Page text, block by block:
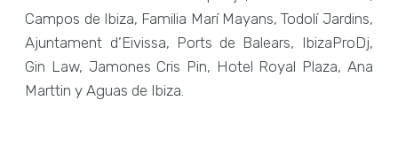
Campos de Ibiza, Familia Marí Mayans, Todolí Jardins,
Ajuntament d’Eivissa, Ports de Balears, IbizaProDj,
Gin Law, Jamones Cris Pin, Hotel Royal Plaza, Ana
Marttin y Aguas de Ibiza.